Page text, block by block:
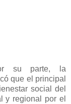
su parte, la
que el principal
social del
y regional por el